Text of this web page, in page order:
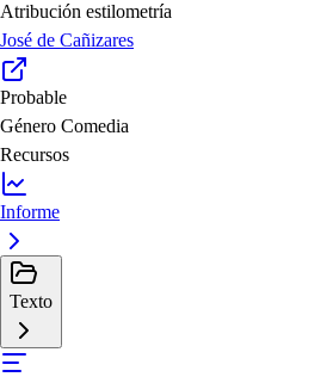
Atribución estilometría
José de Cañizares
Probable
Género Comedia
Recursos
Informe
Texto